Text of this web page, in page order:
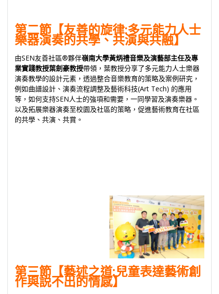
第二節【友善的旋律:多元能力人士
樂器演奏的共學、共演與共融】
由SEN友善社區®夥伴嶺南大學黃炳禮音樂及演藝部主任及專
業實踐教授葉劍豪教授帶領，葉教授分享了多元能力人士樂器
演奏教學的設計元素，透過整合音樂教育的策略及案例研究，
例如曲譜設計、演奏流程調整及藝術科技(Art Tech) 的應用
等，如何支持SEN人士的強項和需要，一同學習及演奏樂器。
以及拓展樂器演奏至校園及社區的策略，促進藝術教育在社區
的共學、共演、共賞。
第三節【藝述之道:兒童表達藝術創
作與説不出的情感】